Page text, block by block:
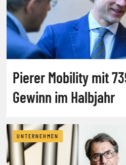
Pierer Mobility mit
Gewinn im Halbjahr
UNTERNEHMEN